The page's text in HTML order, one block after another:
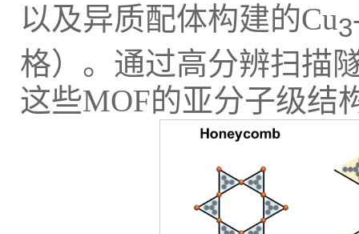
以及异质配体构建的Cu3
格）。通过高分辨扫描
这些MOF的亚分子级结